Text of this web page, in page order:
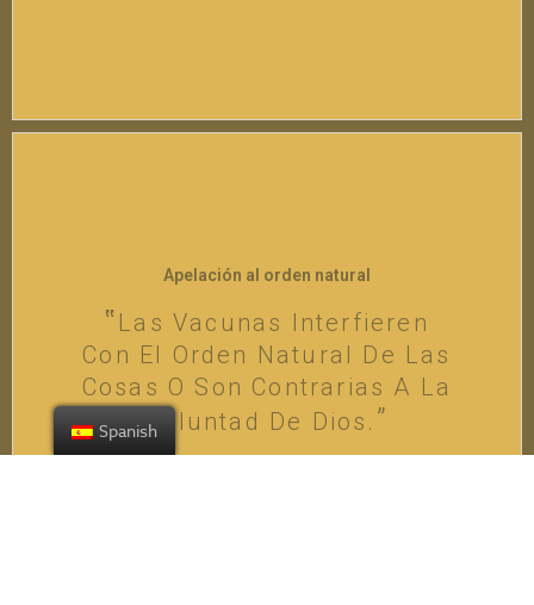
Apelación al orden natural
Las Vacunas Interfieren
Con El Orden Natural De Las
Cosas O Son Contrarias A La
Voluntad De Dios.
Spanish